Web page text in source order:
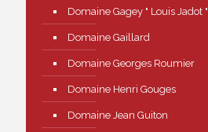
Domaine Gagey " Louis Jadot "
Domaine Gaillard
Domaine Georges Roumier
Domaine Henri Gouges
Domaine Jean Guiton